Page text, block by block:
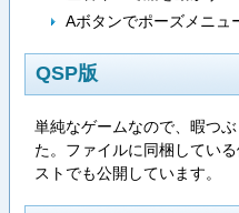
Aボタンでポーズメニュ
QSP版
単純なゲームなので、暇つ
た。ファイルに同梱してい
ストでも公開しています。